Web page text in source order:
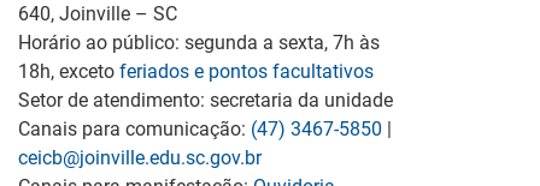
640, Joinville – SC
Horário ao público: segunda a sexta, 7h às
18h, exceto feriados e pontos facultativos
Setor de atendimento: secretaria da unidade
Canais para comunicação: (47) 3467-5850 |
ceicb@joinville.edu.sc.gov.br